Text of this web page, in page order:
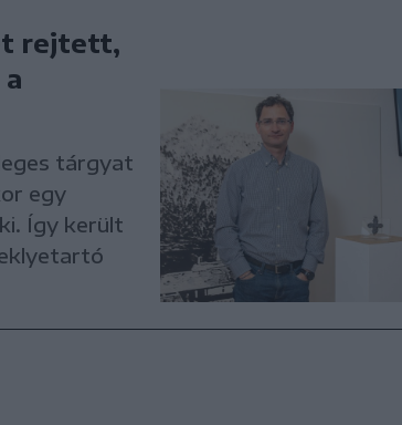
rejtett,
tárgyat
egy
Így került